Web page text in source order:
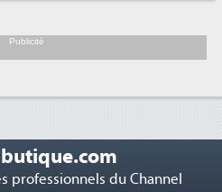
Publicité
professionnels du Channel